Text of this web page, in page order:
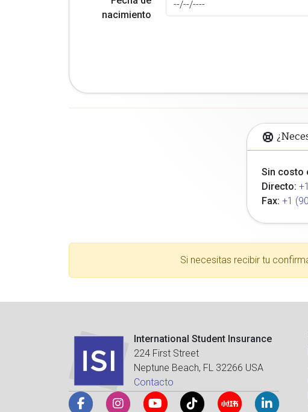
nacimiento
Sin costo
Directo:
Fax: +1
Si necesitas recibir tu
International Student Insurance
224 First Street
Neptune Beach, FL 32266 USA
Contacto